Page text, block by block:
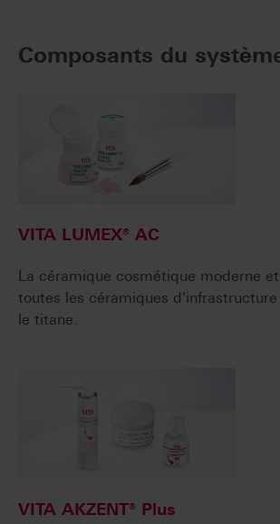
Composants du
VITA LUMEX® AC
La céramique cosmétique moderne
toutes les céramiques
le titane.
VITA AKZENT® Plus